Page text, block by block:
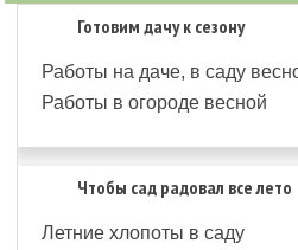
Готовим дачу к сезону
Работы на даче, в саду
Работы в огороде весной
Чтобы сад радовал все лето
Летние хлопоты в саду